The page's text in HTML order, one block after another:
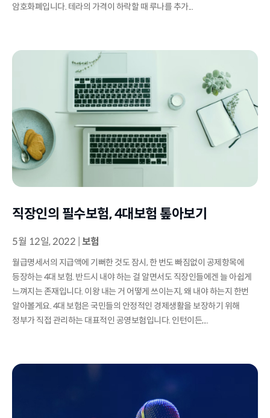
암호화폐입니다. 테라의 가격이 하락할 때 루나를 추가...
직장인의 필수보험, 4대보험 톺아보기
5월 12일, 2022 |보험
월급명세서의 지급액에 기뻐한 것도 잠시, 한 번도 빠짐없이 공제항목에
등장하는 4대 보험. 반드시 내야 하는 걸 알면서도 직장인들에겐 늘 아쉽게
느껴지는 존재입니다. 이왕 내는 거 어떻게 쓰이는지, 왜 내야 하는지 한번
알아볼게요. 4대 보험은 국민들의 안정적인 경제생활을 보장하기 위해
정부가 직접 관리하는 대표적인 공영보험입니다. 인턴이든,...